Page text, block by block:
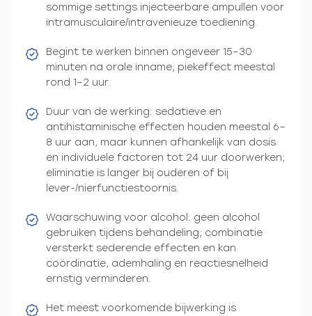
sommige settings injecteerbare ampullen voor
intramusculaire/intravenieuze toediening.
Begint te werken binnen ongeveer 15–30
minuten na orale inname; piekeffect meestal
rond 1–2 uur.
Duur van de werking: sedatieve en
antihistaminische effecten houden meestal 6–
8 uur aan, maar kunnen afhankelijk van dosis
en individuele factoren tot 24 uur doorwerken;
eliminatie is langer bij ouderen of bij
lever-/nierfunctiestoornis.
Waarschuwing voor alcohol: geen alcohol
gebruiken tijdens behandeling; combinatie
versterkt sederende effecten en kan
coördinatie, ademhaling en reactiesnelheid
ernstig verminderen.
Het meest voorkomende bijwerking is